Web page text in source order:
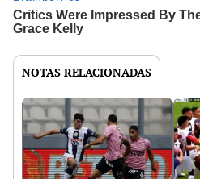
NOTAS RELACIONADAS